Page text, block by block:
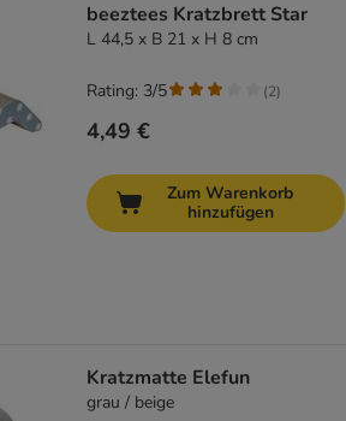
beeztees Kratzbrett Star
L 44,5 x B 21 x H 8 cm
4,49 €
Rating: 3/5 (2)
Zum Warenkorb
hinzufügen
Kratzmatte Elefun
grau / beige